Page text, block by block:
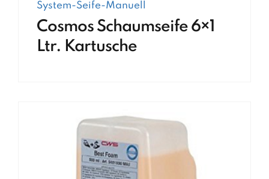
System-Seife-Manuell
Cosmos Schaumseife 6×1
Ltr. Kartusche